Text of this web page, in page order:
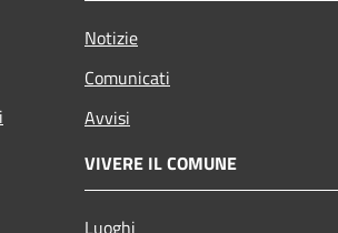
Notizie
Comunicati
Avvisi
VIVERE IL COMUNE
Luoghi